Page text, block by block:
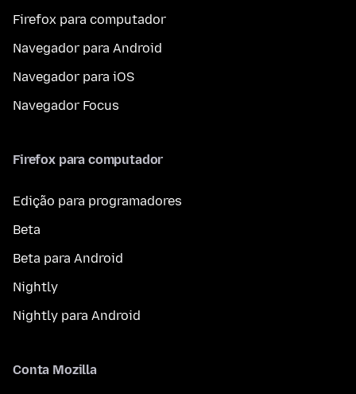
Firefox para computador
Navegador para Android
Navegador para iOS
Navegador Focus
Firefox para computador
Edição para programadores
Beta
Beta para Android
Nightly
Nightly para Android
Conta Mozilla